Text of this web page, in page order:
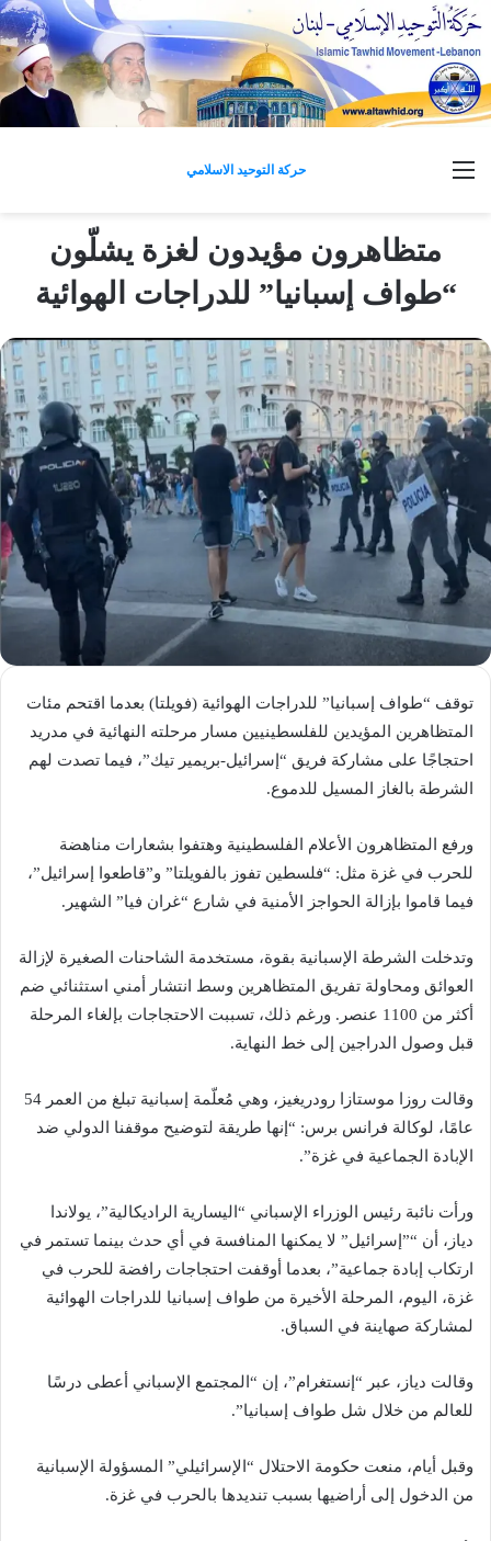
حركة التوحيد الاسلامي القائمة
متظاهرون مؤيدون لغزة يشلّون
“طواف إسبانيا” للدراجات الهوائية
توقف “طواف إسبانيا” للدراجات الهوائية (فويلتا) بعدما اقتحم مئات
المتظاهرين المؤيدين للفلسطينيين مسار مرحلته النهائية في مدريد
احتجاجًا على مشاركة فريق “إسرائيل-بريمير تيك”، فيما تصدت لهم
الشرطة بالغاز المسيل للدموع.
ورفع المتظاهرون الأعلام الفلسطينية وهتفوا بشعارات مناهضة
للحرب في غزة مثل: “فلسطين تفوز بالفويلتا” و”قاطعوا إسرائيل”،
فيما قاموا بإزالة الحواجز الأمنية في شارع “غران فيا” الشهير.
وتدخلت الشرطة الإسبانية بقوة، مستخدمة الشاحنات الصغيرة لإزالة
العوائق ومحاولة تفريق المتظاهرين وسط انتشار أمني استثنائي ضم
أكثر من 1100 عنصر. ورغم ذلك، تسببت الاحتجاجات بإلغاء المرحلة
قبل وصول الدراجين إلى خط النهاية.
وقالت روزا موستازا رودريغيز، وهي مُعلّمة إسبانية تبلغ من العمر 54
عامًا، لوكالة فرانس برس: “إنها طريقة لتوضيح موقفنا الدولي ضد
الإبادة الجماعية في غزة”.
ورأت نائبة رئيس الوزراء الإسباني “اليسارية الراديكالية”، يولاندا
دياز، أن “”إسرائيل” لا يمكنها المنافسة في أي حدث بينما تستمر في
ارتكاب إبادة جماعية”، بعدما أوقفت احتجاجات رافضة للحرب في
غزة، اليوم، المرحلة الأخيرة من طواف إسبانيا للدراجات الهوائية
لمشاركة صهاينة في السباق.
وقالت دياز، عبر “إنستغرام”، إن “المجتمع الإسباني أعطى درسًا
للعالم من خلال شل طواف إسبانيا”.
وقبل أيام، منعت حكومة الاحتلال “الإسرائيلي” المسؤولة الإسبانية
من الدخول إلى أراضيها بسبب تنديدها بالحرب في غزة.